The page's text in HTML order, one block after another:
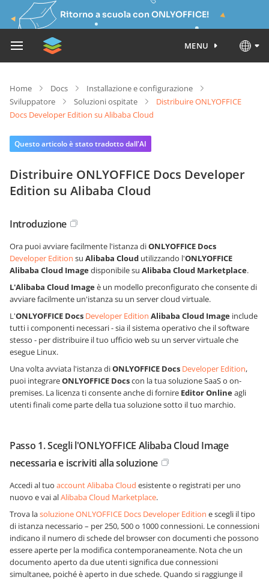
Ritorno a scuola con ONLYOFFICE!
MENU
Home Docs
Installazione e configurazione
Sviluppatore
Soluzioni ospitate
Distribuire ONLYOFFICE
Docs Developer Edition su Alibaba Cloud
Questo articolo è stato tradotto dall'AI
Distribuire ONLYOFFICE Docs Developer
Edition su Alibaba Cloud
Introduzione
Ora puoi avviare facilmente l'istanza diONLYOFFICE Docs
Developer Edition su Alibaba Cloud utilizzando l'ONLYOFFICE
Alibaba Cloud Imagedisponibile su Alibaba Cloud Marketplace.
L'Alibaba Cloud Imageè un modello preconfigurato che consente di
avviare facilmente un'istanza su un server cloud virtuale.
L'ONLYOFFICE Docs Developer Edition Alibaba Cloud Image include
tutti i componenti necessari - sia il sistema operativo che il software
stesso - per distribuire il tuo ufficio web su un server virtuale che
esegue Linux.
Una volta avviata l'istanza diONLYOFFICE Docs Developer Edition,
puoi integrareONLYOFFICE Docscon la tua soluzione SaaS o on-
premises. La licenza ti consente anche di fornire Editor Onlineagli
utenti finali come parte della tua soluzione sotto il tuo marchio.
Passo 1. Scegli l'ONLYOFFICE Alibaba Cloud Image
necessaria e iscriviti alla soluzione
Accedi al tuo account Alibaba Cloud esistente o registrati per uno
nuovo e vai alAlibaba Cloud Marketplace.
Trova lasoluzione ONLYOFFICE Docs Developer Edition e scegli il tipo
di istanza necessario – per 250, 500 o 1000 connessioni. Le connessioni
indicano il numero di schede del browser con documenti che possono
essere aperte per la modifica contemporaneamente. Nota che un
documento aperto da due utenti significa due connessioni
simultanee, poiché è aperto in due schede. Quando si raggiunge il